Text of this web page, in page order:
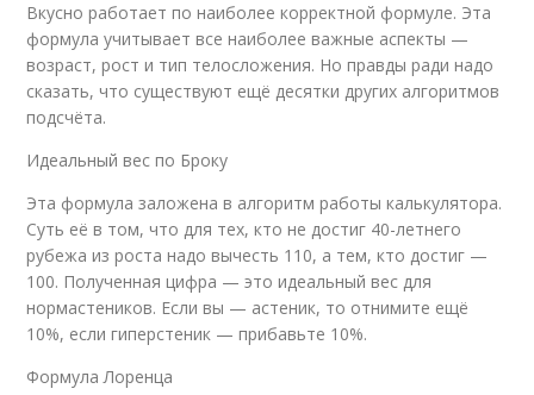
Вкусно работает по наиболее корректной формуле. Эта
формула учитывает все наиболее важные аспекты —
возраст, рост и тип телосложения. Но правды ради надо
сказать, что существуют ещё десятки других алгоритмов
подсчёта.
Идеальный вес по Броку
Эта формула заложена в алгоритм работы калькулятора.
Суть её в том, что для тех, кто не достиг 40-летнего
рубежа из роста надо вычесть 110, а тем, кто достиг —
100. Полученная цифра — это идеальный вес для
нормастеников. Если вы — астеник, то отнимите ещё
10%, если гиперстеник — прибавьте 10%.
Формула Лоренца